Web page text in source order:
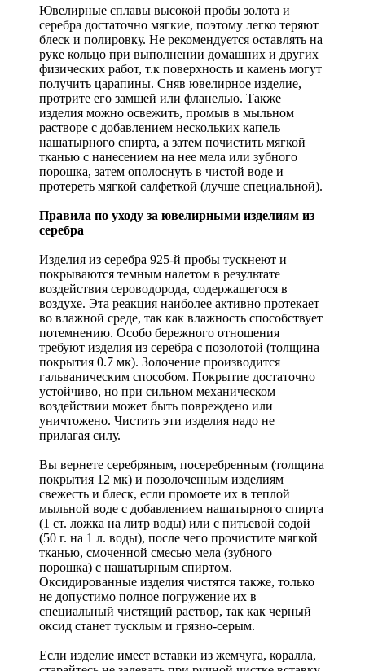
Ювелирные сплавы высокой пробы золота и
серебра достаточно мягкие, поэтому легко теряют
блеск и полировку. Не рекомендуется оставлять на
руке кольцо при выполнении домашних и других
физических работ, т.к поверхность и камень могут
получить царапины. Сняв ювелирное изделие,
протрите его замшей или фланелью. Также
изделия можно освежить, промыв в мыльном
растворе с добавлением нескольких капель
нашатырного спирта, а затем почистить мягкой
тканью с нанесением на нее мела или зубного
порошка, затем ополоснуть в чистой воде и
протереть мягкой салфеткой (лучше специальной).
Правила по уходу за ювелирными изделиям из
серебра
Изделия из серебра 925-й пробы тускнеют и
покрываются темным налетом в результате
воздействия сероводорода, содержащегося в
воздухе. Эта реакция наиболее активно протекает
во влажной среде, так как влажность способствует
потемнению. Особо бережного отношения
требуют изделия из серебра с позолотой (толщина
покрытия 0.7 мк). Золочение производится
гальваническим способом. Покрытие достаточно
устойчиво, но при сильном механическом
воздействии может быть повреждено или
уничтожено. Чистить эти изделия надо не
прилагая силу.
Вы вернете серебряным, посеребренным (толщина
покрытия 12 мк) и позолоченным изделиям
свежесть и блеск, если промоете их в теплой
мыльной воде с добавлением нашатырного спирта
(1 ст. ложка на литр воды) или с питьевой содой
(50 г. на 1 л. воды), после чего прочистите мягкой
тканью, смоченной смесью мела (зубного
порошка) с нашатырным спиртом.
Оксидированные изделия чистятся также, только
не допустимо полное погружение их в
специальный чистящий раствор, так как черный
оксид станет тусклым и грязно-серым.
Если изделие имеет вставки из жемчуга, коралла,